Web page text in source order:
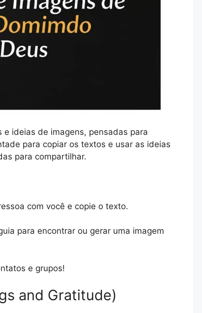
ideias de imagens, pensadas para
para copiar os textos e usar as ideias
para compartilhar.
com você e copie o texto.
para encontrar ou gerar uma imagem
e grupos!
and Gratitude)